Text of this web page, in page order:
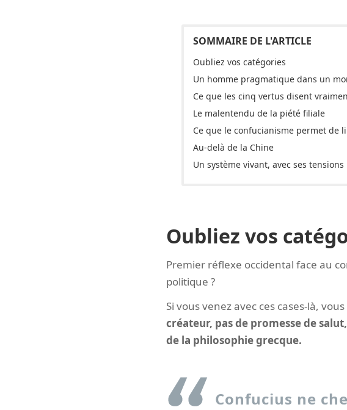
Oubliez vos catégories
Un homme pragmatique dans un
Ce que les cinq vertus disent
Le malentendu de la piété filiale
Ce que le confucianisme permet de
Au-delà de la Chine
Un système vivant, avec ses tensions
Oubliez vos
Premier réflexe occidental face au
politique ?
Si vous venez avec ces cases-là,
créateur, pas de promesse de
de la philosophie grecque.
Confucius ne